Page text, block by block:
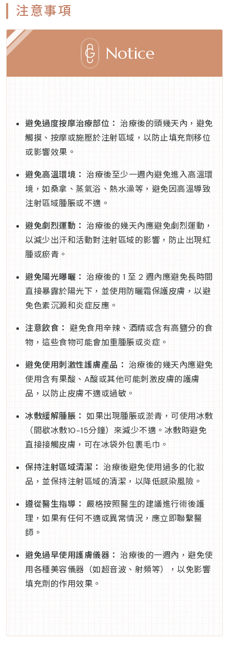
注意事項
Notice
避免過度按摩治療部位： 治療後的頭幾天內，避免
觸摸、按摩或施壓於注射區域，以防止填充劑移位
或影響效果。
避免高溫環境： 治療後至少一週內避免進入高溫環
境，如桑拿、蒸氣浴、熱水澡等，避免因高溫導致
注射區域腫脹或不適。
避免劇烈運動： 治療後的幾天內應避免劇烈運動，
以減少出汗和活動對注射區域的影響，防止出現紅
腫或瘀青。
避免陽光曝曬： 治療後的 1 至 2 週內應避免長時間
直接暴露於陽光下，並使用防曬霜保護皮膚，以避
免色素沉澱和炎症反應。
注意飲食： 避免食用辛辣、酒精或含有高鹽分的食
物，這些食物可能會加重腫脹或炎症。
避免使用刺激性護膚產品： 治療後的幾天內應避免
使用含有果酸、A酸或其他可能刺激皮膚的護膚
品，以防止皮膚不適或過敏。
冰敷緩解腫脹： 如果出現腫脹或淤青，可使用冰敷
（間歇冰敷10-15分鐘）來減少不適。冰敷時避免
直接接觸皮膚，可在冰袋外包裹毛巾。
保持注射區域清潔： 治療後避免使用過多的化妝
品，並保持注射區域的清潔，以降低感染風險。
遵從醫生指導： 嚴格按照醫生的建議進行術後護
理，如果有任何不適或異常情況，應立即聯繫醫
師。
避免過早使用護膚儀器： 治療後的一週內，避免使
用各種美容儀器（如超音波、射頻等），以免影響
填充劑的作用效果。